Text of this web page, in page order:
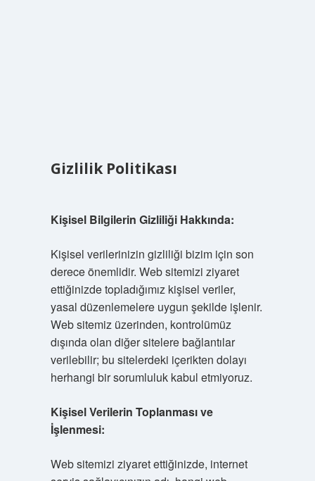
Gizlilik Politikası
Kişisel Bilgilerin Gizliliği Hakkında:
Kişisel verilerinizin gizliliği bizim için son
derece önemlidir. Web sitemizi ziyaret
ettiğinizde topladığımız kişisel veriler,
yasal düzenlemelere uygun şekilde işlenir.
Web sitemiz üzerinden, kontrolümüz
dışında olan diğer sitelere bağlantılar
verilebilir; bu sitelerdeki içerikten dolayı
herhangi bir sorumluluk kabul etmiyoruz.
Kişisel Verilerin Toplanması ve
İşlenmesi:
Web sitemizi ziyaret ettiğinizde, internet